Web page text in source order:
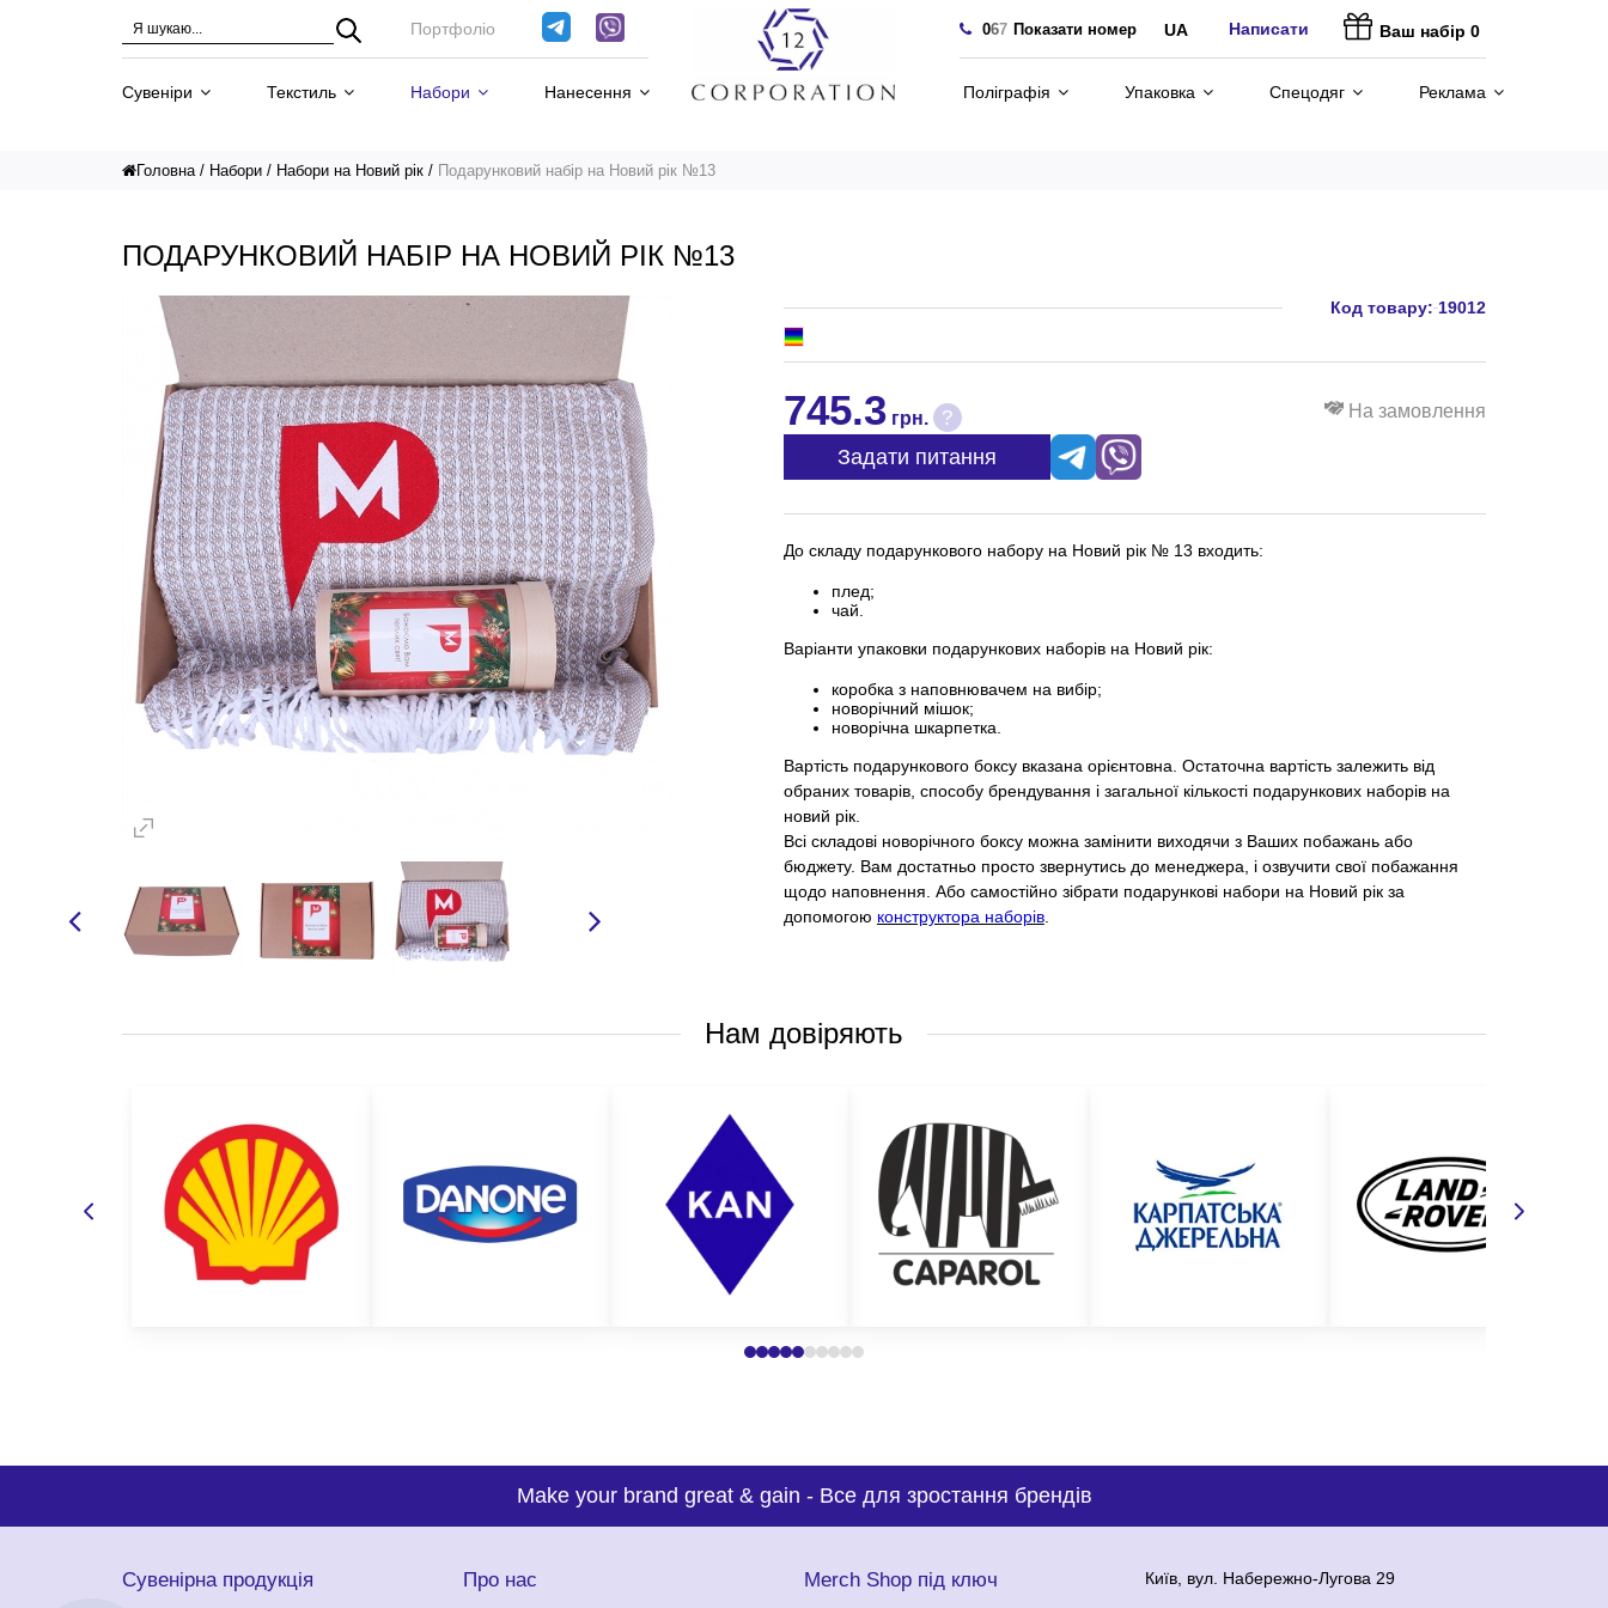
Портфоліо 067 Показати номер UA Написати Ваш набір 0
Сувеніри Текстиль Набори Нанесення Поліграфія Упаковка Спецодяг Реклама
Головна Набори Набори на Новий рік Подарунковий набір на Новий рік №13
ПОДАРУНКОВИЙ НАБІР НА НОВИЙ РІК №13
Код товару: 19012
745.3грн. ? На замовлення
Задати питання
До складу подарункового набору на Новий рік № 13 входить:
плед;
чай.
Варіанти упаковки подарункових наборів на Новий рік:
коробка з наповнювачем на вибір;
новорічний мішок;
новорічна шкарпетка.
Вартість подарункового боксу вказана орієнтовна. Остаточна вартість залежить від
обраних товарів, способу брендування і загальної кількості подарункових наборів на
новий рік.
Всі складові новорічного боксу можна замінити виходячи з Ваших побажань або
бюджету. Вам достатньо просто звернутись до менеджера, і озвучити свої побажання
щодо наповнення. Або самостійно зібрати подарункові набори на Новий рік за
допомогою конструктора наборів.
Нам довіряють
Make your brand great & gain -Все для зростання брендів
Сувенірна продукція Про нас Merch Shop під ключ
Київ, вул. Набережно-Лугова 29